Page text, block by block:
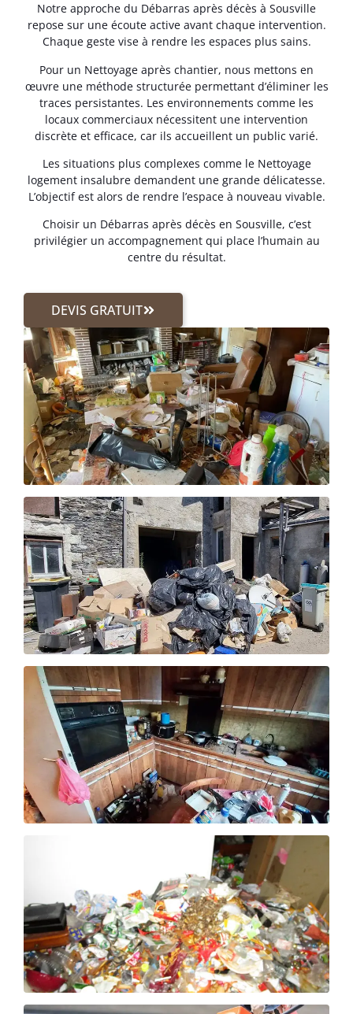
Notre approche du Débarras après décès à Sousville
repose sur une écoute active avant chaque intervention.
Chaque geste vise à rendre les espaces plus sains.
Pour un Nettoyage après chantier, nous mettons en
œuvre une méthode structurée permettant d’éliminer les
traces persistantes. Les environnements comme les
locaux commerciaux nécessitent une intervention
discrète et efficace, car ils accueillent un public varié.
Les situations plus complexes comme le Nettoyage
logement insalubre demandent une grande délicatesse.
L’objectif est alors de rendre l’espace à nouveau vivable.
Choisir un Débarras après décès en Sousville, c’est
privilégier un accompagnement qui place l’humain au
centre du résultat.
DEVIS GRATUIT